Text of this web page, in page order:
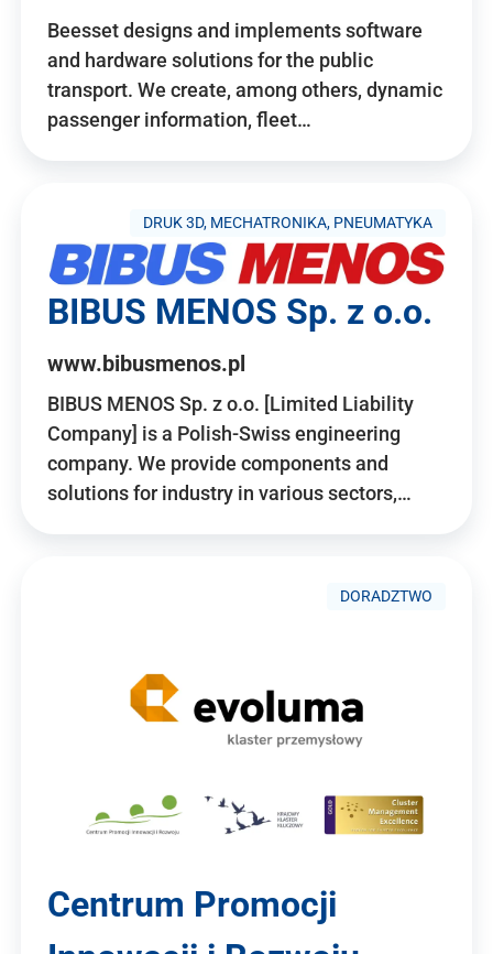
Beesset designs and implements software
and hardware solutions for the public
transport. We create, among others, dynamic
passenger information, fleet…
DRUK 3D, MECHATRONIKA, PNEUMATYKA
BIBUS MENOS Sp. z o.o.
www.bibusmenos.pl
BIBUS MENOS Sp. z o.o. [Limited Liability
Company] is a Polish-Swiss engineering
company. We provide components and
solutions for industry in various sectors,…
DORADZTWO
Centrum Promocji